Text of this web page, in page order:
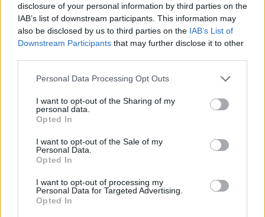
disclosure of your personal information by third parties on the
IAB’s list of downstream participants. This information may
also be disclosed by us to third parties on the IAB’s List of
Downstream Participants that may further disclose it to other
Please note that this website/app uses one or more Google
not limited to your visit or usage behaviour. You may click to
grant or deny consent to Google and its third-party tags to
use your data for below specified purposes in below Google
consent section.
Personal Data Processing Opt Outs
I want to opt-out of the Sharing of my
personal data.
Opted In
I want to opt-out of the Sale of my
Personal Data.
Opted In
I want to opt-out of processing my
Personal Data for Targeted Advertising.
Opted In